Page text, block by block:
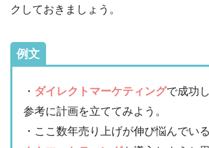
クしておきましょう。
例文
・ ダイレクトマーケティングで成功
参考に計画を立ててみよう。
・ここ数年売り上げが伸び悩んでいる